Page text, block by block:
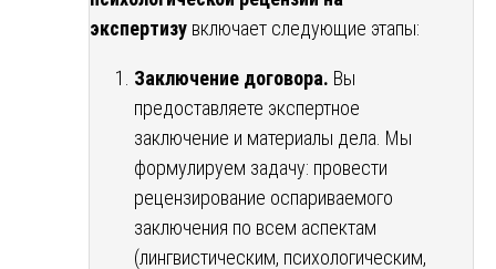
экспертизу включает следующие этапы:
Заключение договора. Вы
предоставляете экспертное
заключение и материалы дела. Мы
формулируем задачу: провести
рецензирование оспариваемого
заключения по всем аспектам
(лингвистическим, психологическим,